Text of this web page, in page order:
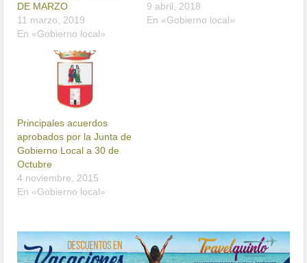
DE MARZO
11 marzo, 2019
En «Gobierno local»
9 abril, 2018
En «Gobierno local»
Principales acuerdos
aprobados por la Junta de
Gobierno Local a 30 de
Octubre
4 noviembre, 2015
En «Gobierno local»